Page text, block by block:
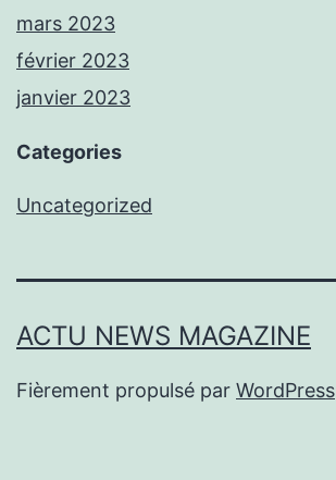
mars 2023
février 2023
janvier 2023
Categories
Uncategorized
ACTU NEWS MAGAZINE
Fièrement propulsé par WordPress